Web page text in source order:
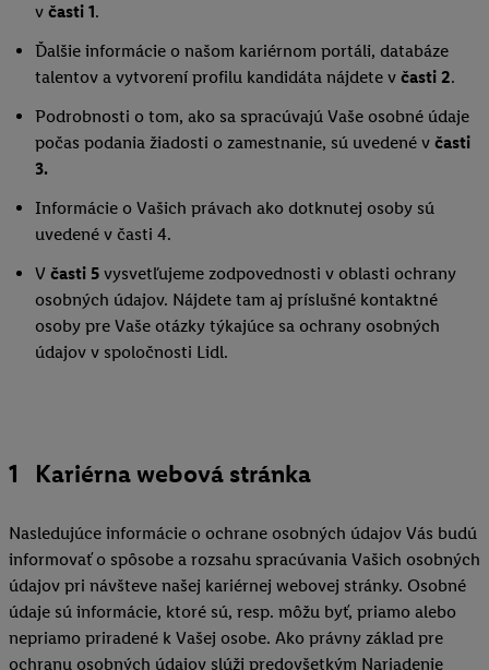
v časti 1.
Ďalšie informácie o našom kariérnom portáli, databáze
talentov a vytvorení profilu kandidáta nájdete v časti 2.
Podrobnosti o tom, ako sa spracúvajú Vaše osobné údaje
počas podania žiadosti o zamestnanie, sú uvedené v časti
3.
Informácie o Vašich právach ako dotknutej osoby sú
uvedené v časti 4.
V časti 5 vysvetľujeme zodpovednosti v oblasti ochrany
osobných údajov. Nájdete tam aj príslušné kontaktné
osoby pre Vaše otázky týkajúce sa ochrany osobných
údajov v spoločnosti Lidl.
1 Kariérna webová stránka
Nasledujúce informácie o ochrane osobných údajov Vás budú
informovať o spôsobe a rozsahu spracúvania Vašich osobných
údajov pri návšteve našej kariérnej webovej stránky. Osobné
údaje sú informácie, ktoré sú, resp. môžu byť, priamo alebo
nepriamo priradené k Vašej osobe. Ako právny základ pre
ochranu osobných údajov slúži predovšetkým Nariadenie